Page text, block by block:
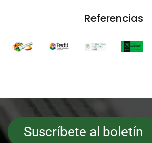
Referencias
Suscríbete al boletín